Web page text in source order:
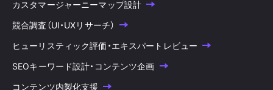
カスタマージャーニーマップ設計
競合調査（UI・UXリサーチ）
ヒューリスティック評価・エキスパートレビュー
SEOキーワード設計・コンテンツ企画
コンテンツ内製化支援